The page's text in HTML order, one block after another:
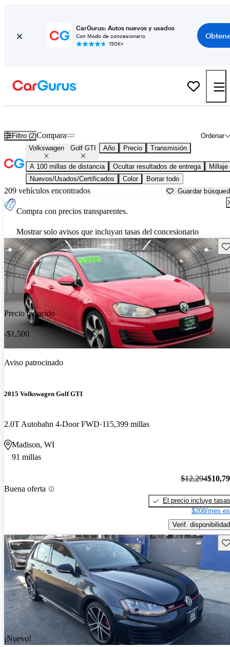
CarGurus: Autos nuevos y usados
Con Modo de concesionario
150K+
Filtro (2) Ordenar
Compara
Volkswagen Golf GTI Año Precio Transmisión
A 100 millas de distancia Ocultar resultados de entrega
Millaje
Nuevos/Usados/Certificados
Color Borrar todo
209 vehículos encontrados Guardar
Compra con precios transparentes.
Mostrar solo avisos que incluyan tasas del concesionario
Precio reducido
-$1,500
Aviso patrocinado
2015 Volkswagen Golf GTI
2.0T Autobahn 4-Door FWD 115,399 millas
Madison, WI
91 millas
Buena oferta
$12,294
El precio incluye tasas
$208/mes
Verif. disponibilidad
¡Nuevo!